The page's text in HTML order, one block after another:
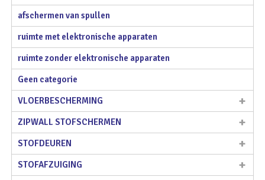
afschermen van spullen
ruimte met elektronische apparaten
ruimte zonder elektronische apparaten
Geen categorie
VLOERBESCHERMING
ZIPWALL STOFSCHERMEN
STOFDEUREN
STOFAFZUIGING